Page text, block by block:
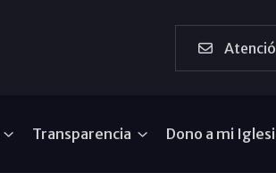
Transparencia Dono a mi